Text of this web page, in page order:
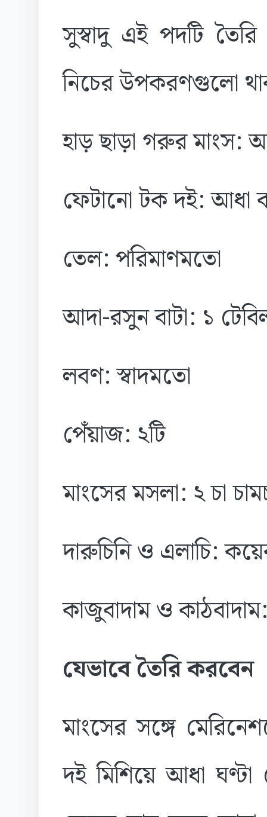
সুস্বাদু এই পদটি
নিচের উপকরণগুলো
হাড় ছাড়া গরুর মাংস:
ফেটানো টক দই: আধা
তেল: পরিমাণমতো
আদা-রসুন বাটা: ১
লবণ: স্বাদমতো
পেঁয়াজ: ২টি
মাংসের মসলা: ২ চা
দারুচিনি ও এলাচি:
কাজুবাদাম ও
যেভাবে তৈরি করবেন
মাংসের সঙ্গে
দই মিশিয়ে আধা